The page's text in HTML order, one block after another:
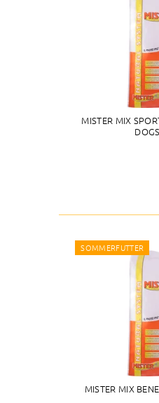
MISTER MIX
SOMMERFUTTER
MISTER MIX